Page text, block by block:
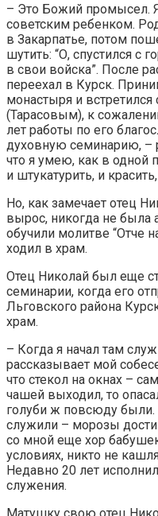
– Это Божий
советским ребенком.
в Закарпатье, потом
шутить: “О, спустился с
в свои войска”. После
переехал в Курск.
монастыря и
(Тарасовым), к
лет работы по его
духовную семинарию, –
что я умею, как в одной
и штукатурить, и
Но, как замечает отец
вырос, никогда не была
обучили молитве “Отче
ходил в храм.
Отец Николай был еще
семинарии, когда его
Льговского района
храм.
– Когда я начал там
рассказывает мой
что стекол на окнах –
чашей выходил, то
голуби ж повсюду
служили – морозы
со мной еще хор
условиях, никто не
Недавно 20 лет
служения.